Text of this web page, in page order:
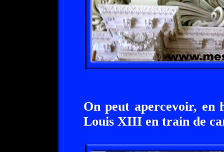
On peut apercevoir,
Louis XIII en train de